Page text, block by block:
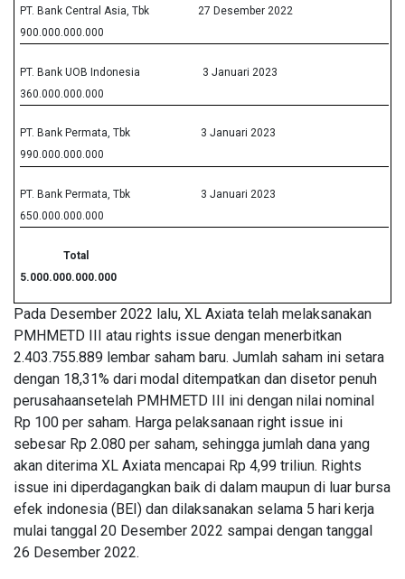
PT. Bank Central Asia, Tbk
27 Desember 2022
900.000.000.000
PT. Bank UOB Indonesia
3 Januari 2023
360.000.000.000
PT. Bank Permata, Tbk
3 Januari 2023
990.000.000.000
PT. Bank Permata, Tbk
3 Januari 2023
650.000.000.000
Total
5.000.000.000.000
Pada Desember 2022 lalu, XL Axiata telah melaksanakan
PMHMETD III atau rights issue dengan menerbitkan
2.403.755.889 lembar saham baru. Jumlah saham ini setara
dengan 18,31% dari modal ditempatkan dan disetor penuh
perusahaansetelah PMHMETD III ini dengan nilai nominal
Rp 100 per saham. Harga pelaksanaan right issue ini
sebesar Rp 2.080 per saham, sehingga jumlah dana yang
akan diterima XL Axiata mencapai Rp 4,99 triliun. Rights
issue ini diperdagangkan baik di dalam maupun di luar bursa
efek indonesia (BEI) dan dilaksanakan selama 5 hari kerja
mulai tanggal 20 Desember 2022 sampai dengan tanggal
26 Desember 2022.